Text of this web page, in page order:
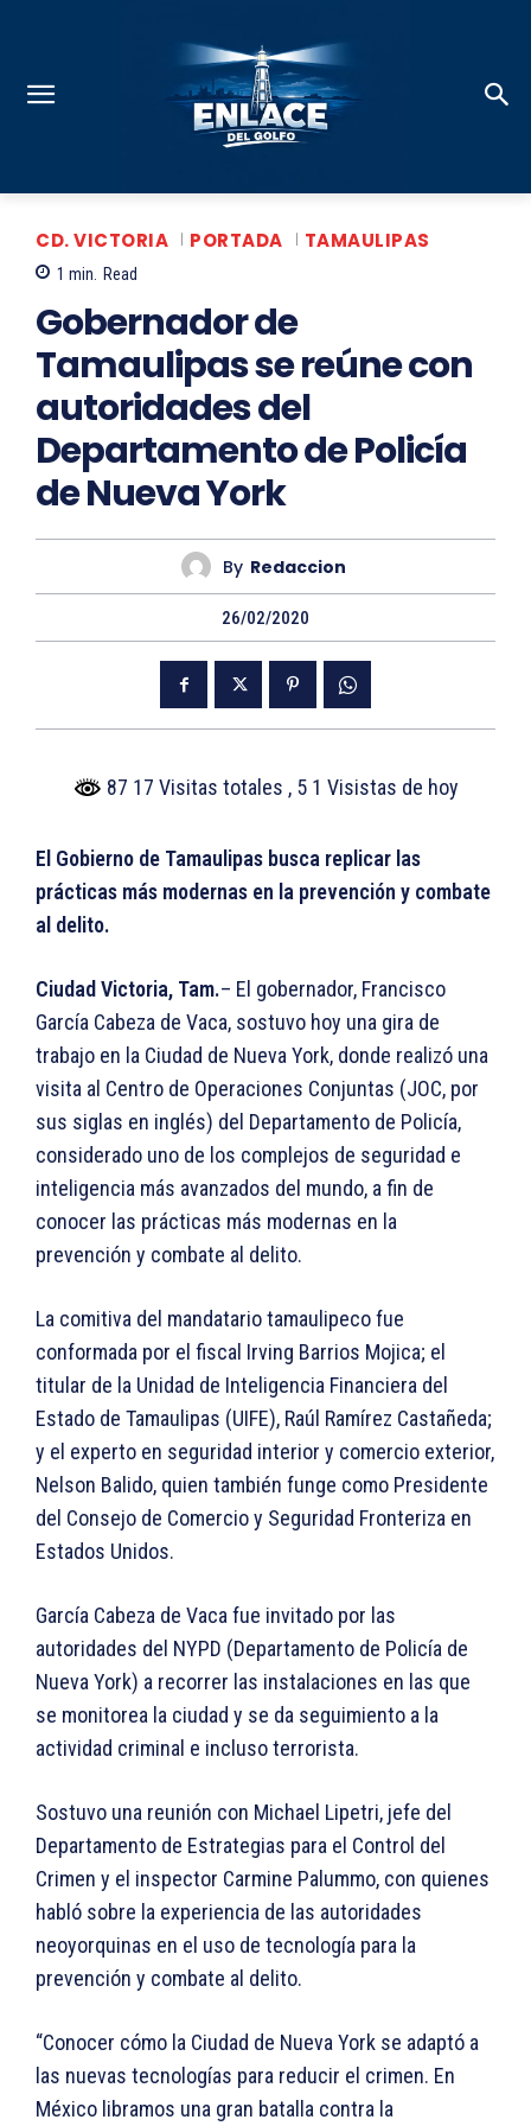
CD. VICTORIA PORTADA TAMAULIPAS
1 min. Read
Gobernador de
Tamaulipas se reúne con
autoridades del
Departamento de Policía
de Nueva York
By Redaccion
26/02/2020
87 17 Visitas totales , 5 1 Visistas de hoy
El Gobierno de Tamaulipas busca replicar las
prácticas más modernas en la prevención y combate
al delito.
Ciudad Victoria, Tam.– El gobernador, Francisco
García Cabeza de Vaca, sostuvo hoy una gira de
trabajo en la Ciudad de Nueva York, donde realizó una
visita al Centro de Operaciones Conjuntas (JOC, por
sus siglas en inglés) del Departamento de Policía,
considerado uno de los complejos de seguridad e
inteligencia más avanzados del mundo, a fin de
conocer las prácticas más modernas en la
prevención y combate al delito.
La comitiva del mandatario tamaulipeco fue
conformada por el fiscal Irving Barrios Mojica; el
titular de la Unidad de Inteligencia Financiera del
Estado de Tamaulipas (UIFE), Raúl Ramírez Castañeda;
y el experto en seguridad interior y comercio exterior,
Nelson Balido, quien también funge como Presidente
del Consejo de Comercio y Seguridad Fronteriza en
Estados Unidos.
García Cabeza de Vaca fue invitado por las
autoridades del NYPD (Departamento de Policía de
Nueva York) a recorrer las instalaciones en las que
se monitorea la ciudad y se da seguimiento a la
actividad criminal e incluso terrorista.
Sostuvo una reunión con Michael Lipetri, jefe del
Departamento de Estrategias para el Control del
Crimen y el inspector Carmine Palummo, con quienes
habló sobre la experiencia de las autoridades
neoyorquinas en el uso de tecnología para la
prevención y combate al delito.
“Conocer cómo la Ciudad de Nueva York se adaptó a
las nuevas tecnologías para reducir el crimen. En
México libramos una gran batalla contra la